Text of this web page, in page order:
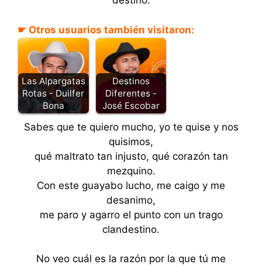
☛ Otros usuarios también visitaron:
Las Alpargatas
Rotas - Duilfer
Bona
Destinos
Diferentes -
José Escobar
Sabes que te quiero mucho, yo te quise y nos
quisimos,
qué maltrato tan injusto, qué corazón tan
mezquino.
Con este guayabo lucho, me caigo y me
desanimo,
me paro y agarro el punto con un trago
clandestino.
No veo cuál es la razón por la que tú me